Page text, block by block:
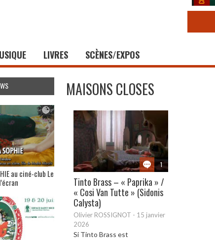
LIVRES SCÈNES/EXPOS
MAISONS CLOSES
1
Tinto Brass – « Paprika » /
« Cosi Van Tutte » (Sidonis
Calysta)
Olivier ROSSIGNOT - 15 janvier
2026
Si Tinto Brass est
au ciné-club Le